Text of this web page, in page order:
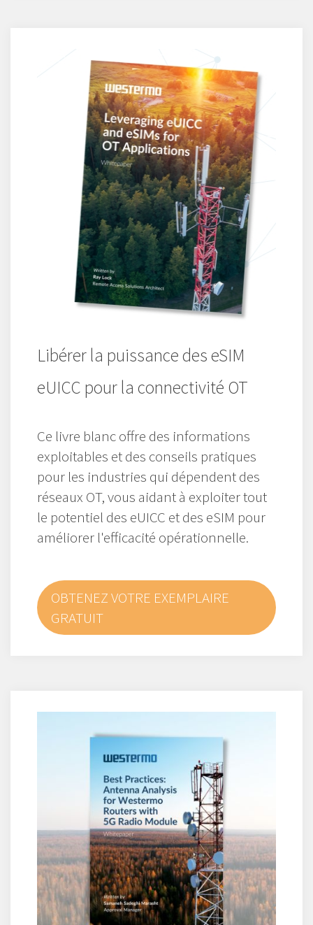
Libérer la puissance des eSIM
eUICC pour la connectivité OT
Ce livre blanc offre des informations
exploitables et des conseils pratiques
pour les industries qui dépendent des
réseaux OT, vous aidant à exploiter tout
le potentiel des eUICC et des eSIM pour
améliorer l'efficacité opérationnelle.
OBTENEZ VOTRE EXEMPLAIRE
GRATUIT